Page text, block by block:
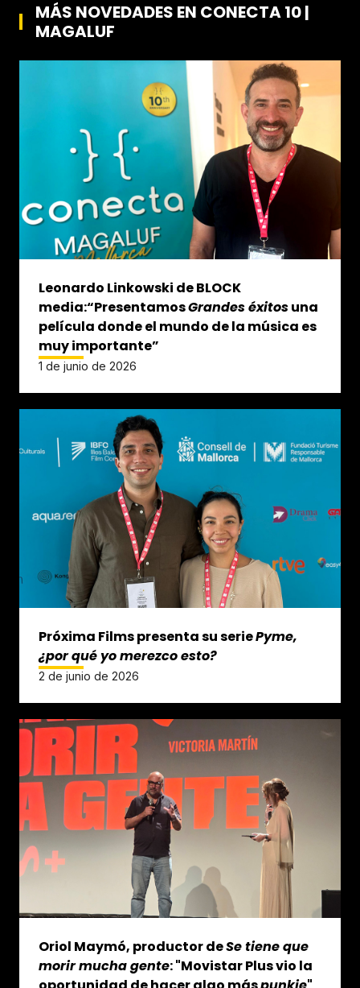
MÁS NOVEDADES EN CONECTA 10 |
MAGALUF
Leonardo Linkowski de BLOCK
media:“PresentamosGrandes éxitosuna
película donde el mundo de la música es
muy importante”
1 de junio de 2026
Próxima Films presenta su seriePyme,
¿por qué yo merezco esto?
2 de junio de 2026
Oriol Maymó, productor deSe tiene que
morir mucha gente: "Movistar Plus vio la